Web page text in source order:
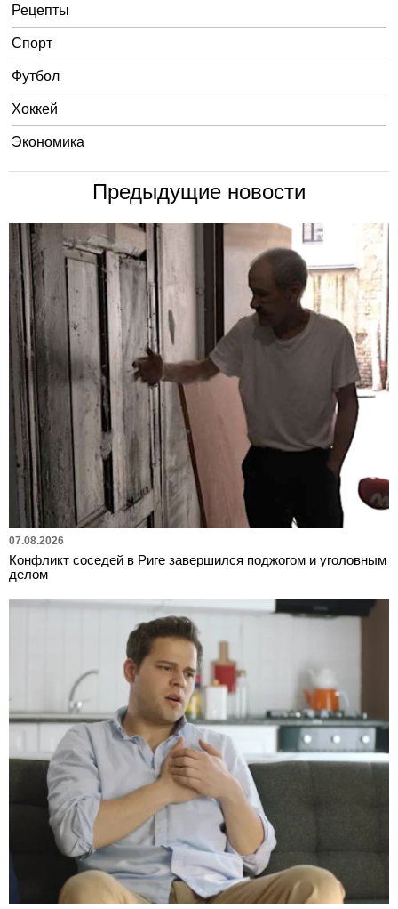
Рецепты
Спорт
Футбол
Хоккей
Экономика
Предыдущие новости
07.08.2026
Конфликт соседей в Риге завершился поджогом и уголовным
делом